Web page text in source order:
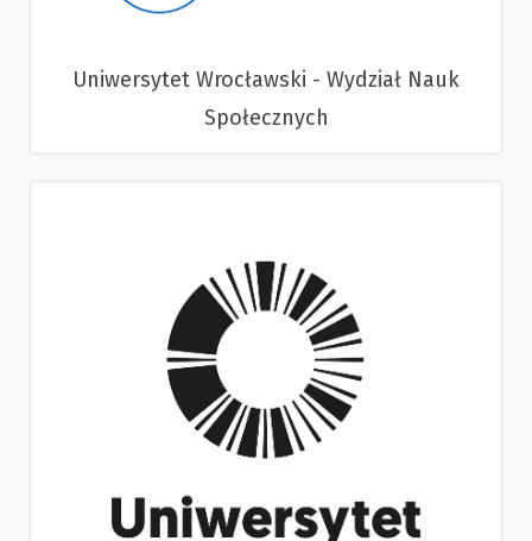
Uniwersytet Wrocławski - Wydział Nauk
Społecznych